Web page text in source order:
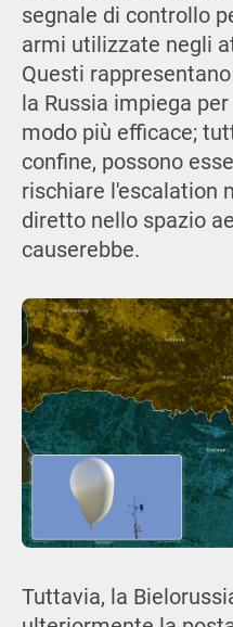
segnale di controllo
armi utilizzate negli
Questi
la Russia impiega
modo più efficace;
confine, possono
rischiare l'escalation
diretto nello spazio
causerebbe.
Tuttavia, la